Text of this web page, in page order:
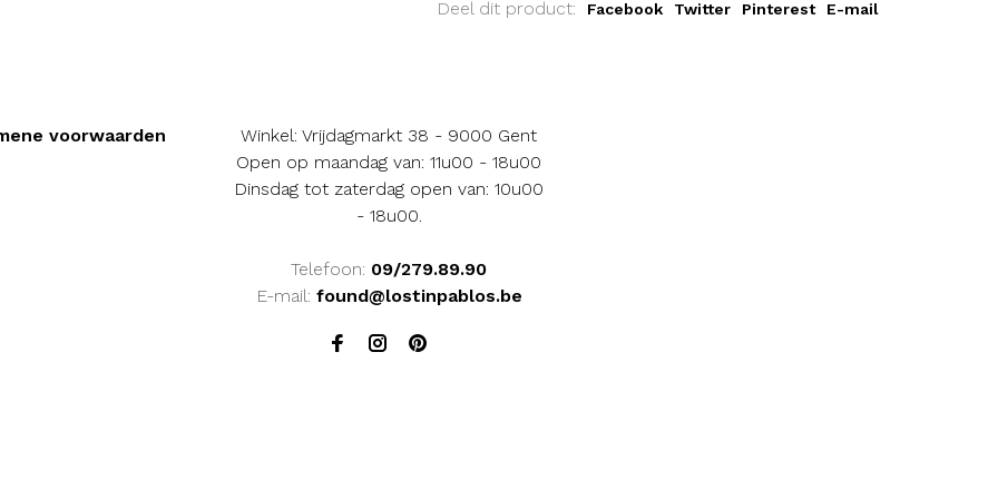
Deel dit product: Facebook Twitter Pinterest E-mail
voorwaarden
Winkel: Vrijdagmarkt 38 - 9000 Gent
Open op maandag van: 11u00 - 18u00
Dinsdag tot zaterdag open van: 10u00
- 18u00.
Telefoon: 09/279.89.90
E-mail: found@lostinpablos.be